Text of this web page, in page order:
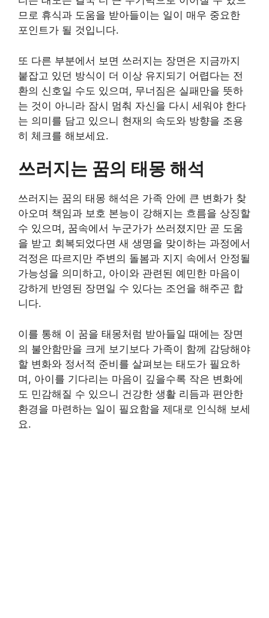
므로 휴식과 도움을 받아들이는 일이 매우 중요한
포인트가 될 것입니다.
또 다른 부분에서 보면 쓰러지는 장면은 지금까지
붙잡고 있던 방식이 더 이상 유지되기 어렵다는 전
환의 신호일 수도 있으며, 무너짐은 실패만을 뜻하
는 것이 아니라 잠시 멈춰 자신을 다시 세워야 한다
는 의미를 담고 있으니 현재의 속도와 방향을 조용
히 체크를 해보세요.
쓰러지는 꿈의 태몽 해석
쓰러지는 꿈의 태몽 해석은 가족 안에 큰 변화가 찾
아오며 책임과 보호 본능이 강해지는 흐름을 상징할
수 있으며, 꿈속에서 누군가가 쓰러졌지만 곧 도움
을 받고 회복되었다면 새 생명을 맞이하는 과정에서
걱정은 따르지만 주변의 돌봄과 지지 속에서 안정될
가능성을 의미하고, 아이와 관련된 예민한 마음이
강하게 반영된 장면일 수 있다는 조언을 해주곤 합
니다.
이를 통해 이 꿈을 태몽처럼 받아들일 때에는 장면
의 불안함만을 크게 보기보다 가족이 함께 감당해야
할 변화와 정서적 준비를 살펴보는 태도가 필요하
며, 아이를 기다리는 마음이 깊을수록 작은 변화에
도 민감해질 수 있으니 건강한 생활 리듬과 편안한
환경을 마련하는 일이 필요함을 제대로 인식해 보세
요.